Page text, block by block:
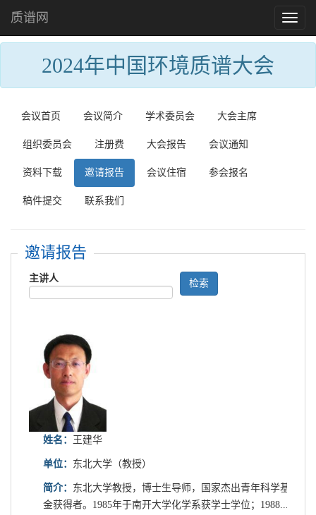
2024年中国环境质谱大会
Toggle
质谱网
会议首页 会议简介 学术委员会 大会主席
组织委员会 注册费 大会报告 会议通知
资料下载 邀请报告 会议住宿 参会报名
稿件提交 联系我们
邀请报告
主讲人 检索
姓名： 王建华
单位： 东北大学（教授）
简介： 东北大学教授，博士生导师，国家杰出青年科学基
金获得者。1985年于南开大学化学系获学士学位；1988...